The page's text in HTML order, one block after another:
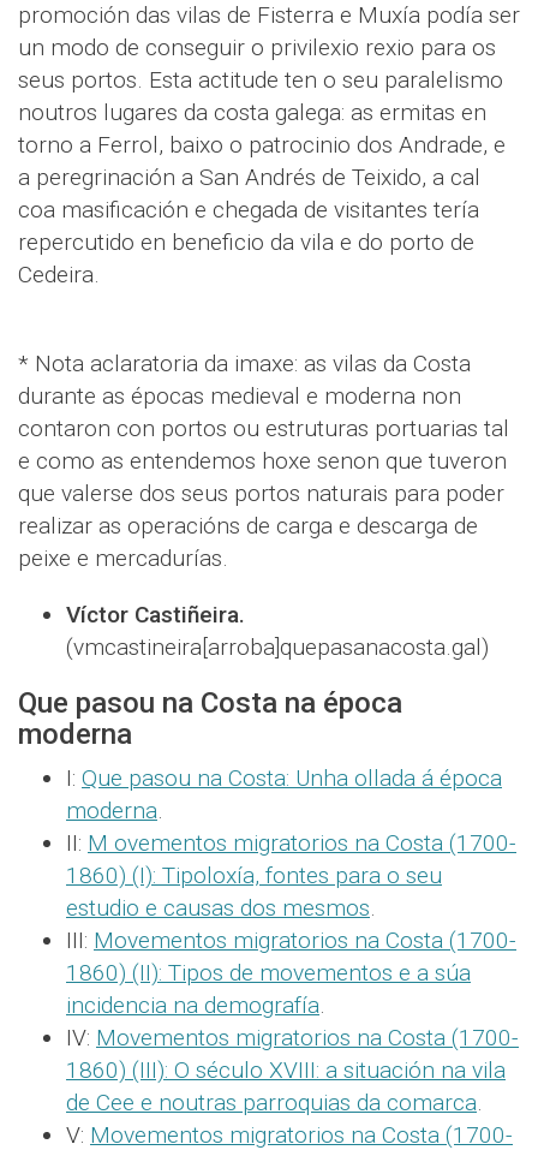
promoción das vilas de Fisterra e Muxía podía ser
un modo de conseguir o privilexio rexio para os
seus portos. Esta actitude ten o seu paralelismo
noutros lugares da costa galega: as ermitas en
torno a Ferrol, baixo o patrocinio dos Andrade, e
a peregrinación a San Andrés de Teixido, a cal
coa masificación e chegada de visitantes tería
repercutido en beneficio da vila e do porto de
Cedeira.
* Nota aclaratoria da imaxe: as vilas da Costa
durante as épocas medieval e moderna non
contaron con portos ou estruturas portuarias tal
e como as entendemos hoxe senon que tuveron
que valerse dos seus portos naturais para poder
realizar as operacións de carga e descarga de
peixe e mercadurías.
Víctor Castiñeira.
(vmcastineira[arroba]quepasanacosta.gal)
Que pasou na Costa na época
moderna
I: Que pasou na Costa: Unha ollada á época
moderna.
II: M ovementos migratorios na Costa (1700-
1860) (I): Tipoloxía, fontes para o seu
estudio e causas dos mesmos.
III: Movementos migratorios na Costa (1700-
1860) (II): Tipos de movementos e a súa
incidencia na demografía.
IV: Movementos migratorios na Costa (1700-
1860) (III): O século XVIII: a situación na vila
de Cee e noutras parroquias da comarca.
V: Movementos migratorios na Costa (1700-